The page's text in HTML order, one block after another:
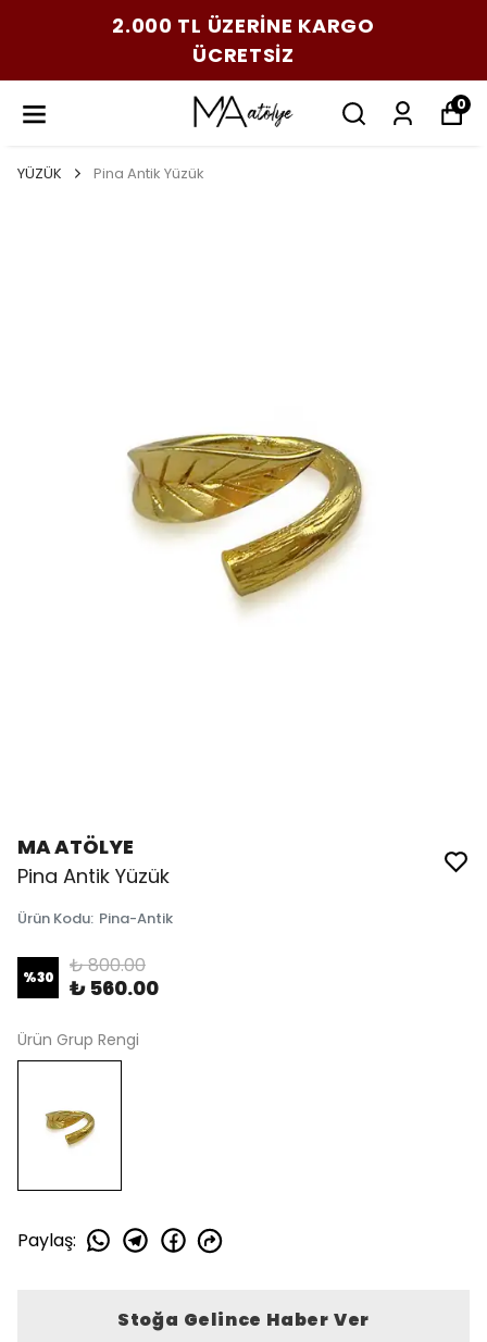
2.000 TL ÜZERİNE KARGO
ÜCRETSİZ
0
YÜZÜK Pina Antik Yüzük
MA ATÖLYE
Pina Antik Yüzük
Ürün Kodu: Pina-Antik
%30 ₺ 800.00
₺ 560.00
Ürün Grup Rengi
Paylaş:
Stoğa Gelince Haber Ver